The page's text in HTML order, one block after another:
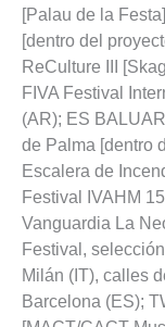
[Palau de la
[dentro del
ReCulture III
FIVA Festival
(AR); ES
de Palma [dentro
Escalera de
Festival IVAHM
Vanguardia La
Festival,
Milán (IT), calles
Barcelona (ES);